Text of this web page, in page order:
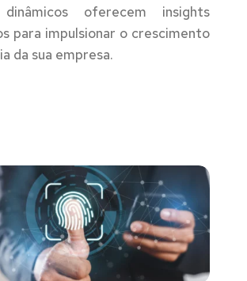
oferecem insights
para impulsionar o crescimento
da sua empresa.